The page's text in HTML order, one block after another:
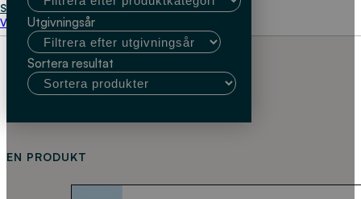
Start Krister Törneke (Tyréns)
Välj kundtyp
Utgivningsår
Sortera resultat
EN PRODUKT